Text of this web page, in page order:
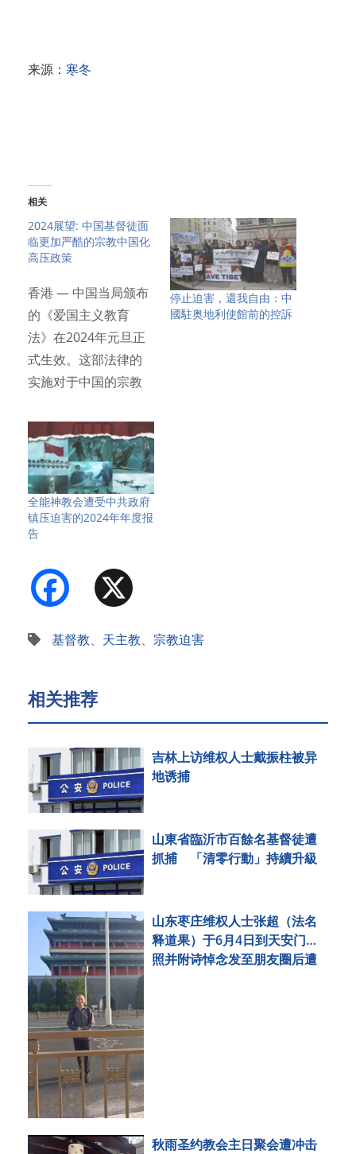
来源： 寒冬
相关
2024展望: 中国基督徒面
临更加严酷的宗教中国化
高压政策
香港 — 中国当局颁布
的《爱国主义教育
法》在2024年元旦正
式生效。这部法律的
实施对于中国的宗教
停止迫害，還我自由：中
國駐奥地利使館前的控訴
全能神教会遭受中共政府
镇压迫害的2024年年度报
告
Facebook
基督教、 天主教、 宗教迫害
相关推荐
吉林上访维权人士戴振柱被异
地诱捕
山東省臨沂市百餘名基督徒遭
抓捕 「清零行動」持續升級
山东枣庄维权人士张超（法名
释道果）于6月4日到天安门拍
照并附诗悼念发至朋友圈后遭
秋雨圣约教会主日聚会遭冲击